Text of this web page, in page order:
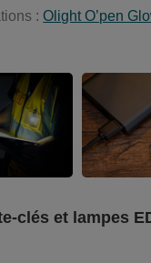
:Olight O’pen
clés et lampes